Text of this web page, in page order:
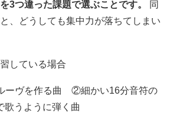
3つ違った課題で選ぶことです。
同
、どうしても集中力が落ちてしまい
している場合
ーヴを作る曲 ②細かい16分音符の
うように弾く曲